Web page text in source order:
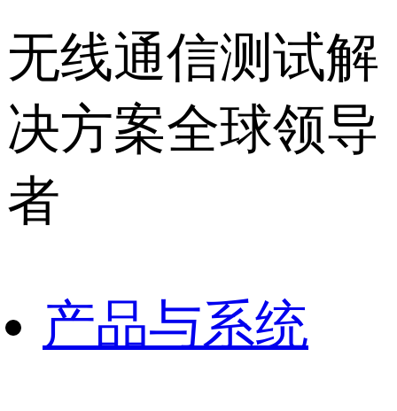
无线通信测试解
决方案全球领导
者
产品与系统